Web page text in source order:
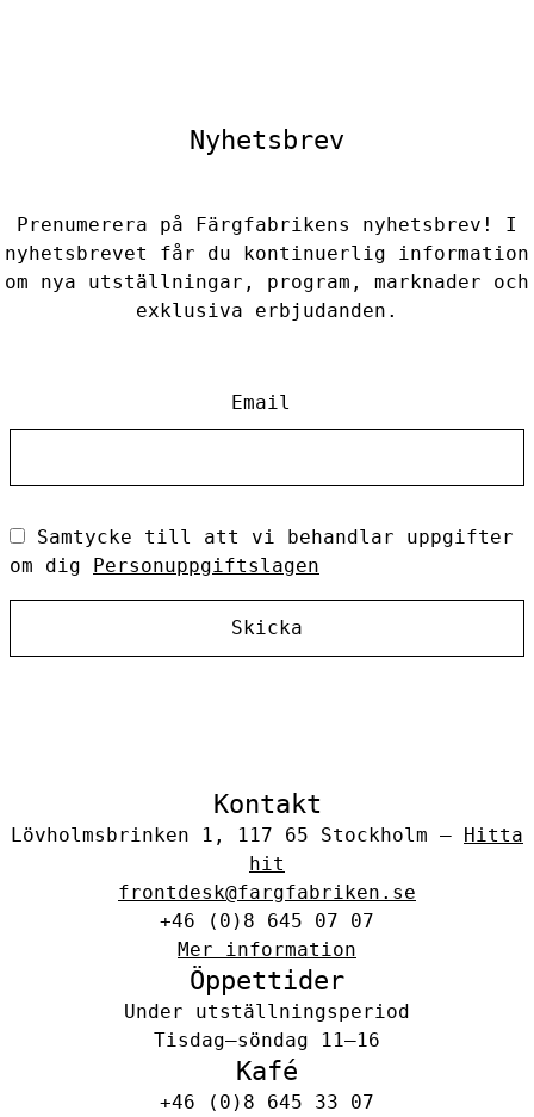
Nyhetsbrev
Prenumerera på Färgfabrikens nyhetsbrev! I
nyhetsbrevet får du kontinuerlig information
om nya utställningar, program, marknader och
exklusiva erbjudanden.
Email
Samtycke till att vi behandlar uppgifter
om dig Personuppgiftslagen
Skicka
Kontakt
Lövholmsbrinken 1, 117 65 Stockholm – Hitta
hit
frontdesk@fargfabriken.se
+46 (0)8 645 07 07
Mer information
Öppettider
Under utställningsperiod
Tisdag–söndag 11–16
Kafé
+46 (0)8 645 33 07